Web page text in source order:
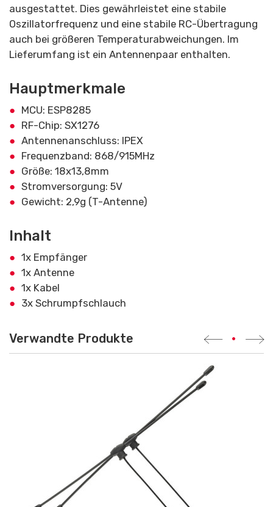
ausgestattet. Dies gewährleistet eine stabile
Oszillatorfrequenz und eine stabile RC-Übertragung
auch bei größeren Temperaturabweichungen. Im
Lieferumfang ist ein Antennenpaar enthalten.
Hauptmerkmale
MCU: ESP8285
RF-Chip: SX1276
Antennenanschluss: IPEX
Frequenzband: 868/915MHz
Größe: 18x13,8mm
Stromversorgung: 5V
Gewicht: 2,9g (T-Antenne)
Inhalt
1x Empfänger
1x Antenne
1x Kabel
3x Schrumpfschlauch
Verwandte Produkte •